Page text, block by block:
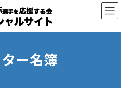
ー名簿